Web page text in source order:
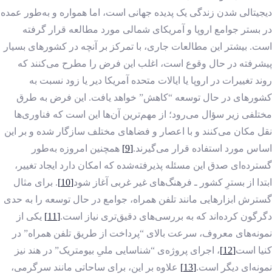
دیجیتالی شدن زندگی یک پدیده جهانی است، اما همواره و به‌طور عمده
در بستر جوامع اروپا و آمریکای شمالی مورد مطالعه قرار گرفته
است. بیشتر این مطالعات جاری، با تمرکز بر آنچه در کشورهای بسیار
پیشرفته در حال وقوع است، اغلب این فرض را مطرح می‌کنند که
روند تغییرات در اروپا یا ایالات متحده آمریکا دیر یا زود نسبت به
کشورهای در حال توسعه “کاهش” خواهد یافت. این فرض به طرق
مختلفی زیر سؤال می‌رود؛ از مهم‌ترین آن‌ها این است که فناوری‌ها
نقل مکان می‌کنند و با اعصار و فضاهای مختلف سازگار شده و بر این
اساس مورد استفاده قرار می‌گیرند.[9]
همچنین امروزه به‌طور
گسترده‌ای صدق این مسئله پذیرفته‌شده که امکان دارد ایجاد تغییر،
ابتدا از بسترِ کشور ـ فرهنگ‌های غیر غربی آغاز شود[10]
. برای مثال
گسترش ابزارهایی مانند تلفن همراه، جوامع در حال توسعه را به حدی
دگرگون کرده‌اند که به بررسی‌های دقیق‌تری نیاز است.[11]
یکی از
نمونه‌های معروف، سرعت بالای “پرداخت از طریق تلفن همراه” در
کنیا است[12]
، اجرای پروژه‌ی “شناسایی ملیِ بیومتریک” در هند نیز
نمونه‌ای دیگر است.[13]
علاوه بر این، برای ساحاتی مانند سرگرمی،